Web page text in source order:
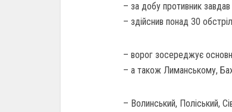
– за добу противник
– здійснив понад 30
– ворог зосереджує
– а також Лиманському,
– Волинський, Поліський,